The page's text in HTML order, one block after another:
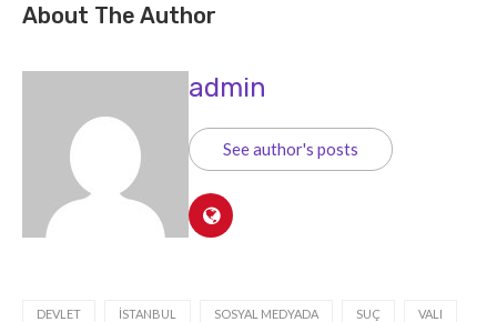
About The Author
admin
See author's posts
DEVLET İSTANBUL SOSYAL MEDYADA SUÇ VALI